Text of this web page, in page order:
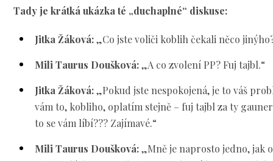
Tady je krátká ukázka té „duchaplné“ diskuse:
Jitka Žáková:„Co jste voliči koblih čekali něco
Mili Taurus Doušková:„A co zvolení PP? Fuj tajbl.“
Jitka Žáková:„Pokud jste nespokojená, je to váš
vám to, kobliho, oplatím stejně – fuj tajbl za ty
to se vám líbí??? Zajímavé.“
Mili Taurus Doušková:„Mně je naprosto jedno, jak